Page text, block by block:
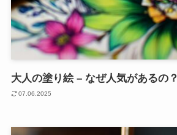
大人の塗り絵 – なぜ人気があるの？
07.06.2025